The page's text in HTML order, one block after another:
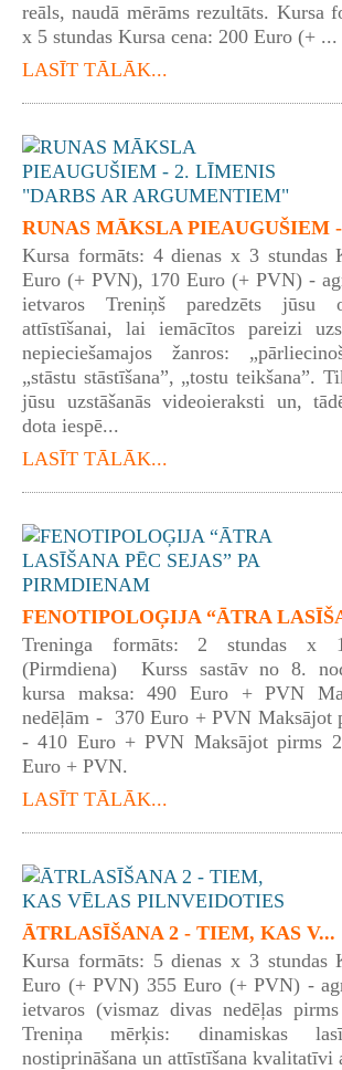
reāls, naudā mērāms rezultāts. Kursa
x 5 stundas Kursa cena: 200 Euro (+ ...
LASĪT TĀLĀK...
RUNAS MĀKSLA PIEAUGUŠIEM
Kursa formāts: 4 dienas x 3 stundas
Euro (+ PVN), 170 Euro (+ PVN) -
ietvaros Treniņš paredzēts jūsu
attīstīšanai, lai iemācītos pareizi
nepieciešamajos žanros:
„stāstu stāstīšana”, „tostu teikšana”.
jūsu uzstāšanās videoieraksti un,
dota iespē...
LASĪT TĀLĀK...
FENOTIPOLOĢIJA “ĀTRA
Treninga formāts: 2 stundas x
(Pirmdiena) Kurss sastāv no 8.
kursa maksa: 490 Euro + PVN
nedēļām - 370 Euro + PVN Maksājot
- 410 Euro + PVN Maksājot pirms
Euro + PVN.
LASĪT TĀLĀK...
ĀTRLASĪŠANA 2 - TIEM, KAS V...
Kursa formāts: 5 dienas x 3 stundas
Euro (+ PVN) 355 Euro (+ PVN) -
ietvaros (vismaz divas nedēļas
Treniņa mērķis: dinamiskas
nostiprināšana un attīstīšana kvalitatīvi